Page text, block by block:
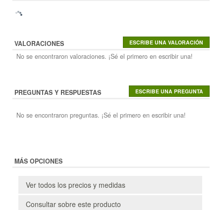
VALORACIONES
No se encontraron valoraciones. ¡Sé el primero en escribir una!
PREGUNTAS Y RESPUESTAS
No se encontraron preguntas. ¡Sé el primero en escribir una!
MÁS OPCIONES
Ver todos los precios y medidas
Consultar sobre este producto